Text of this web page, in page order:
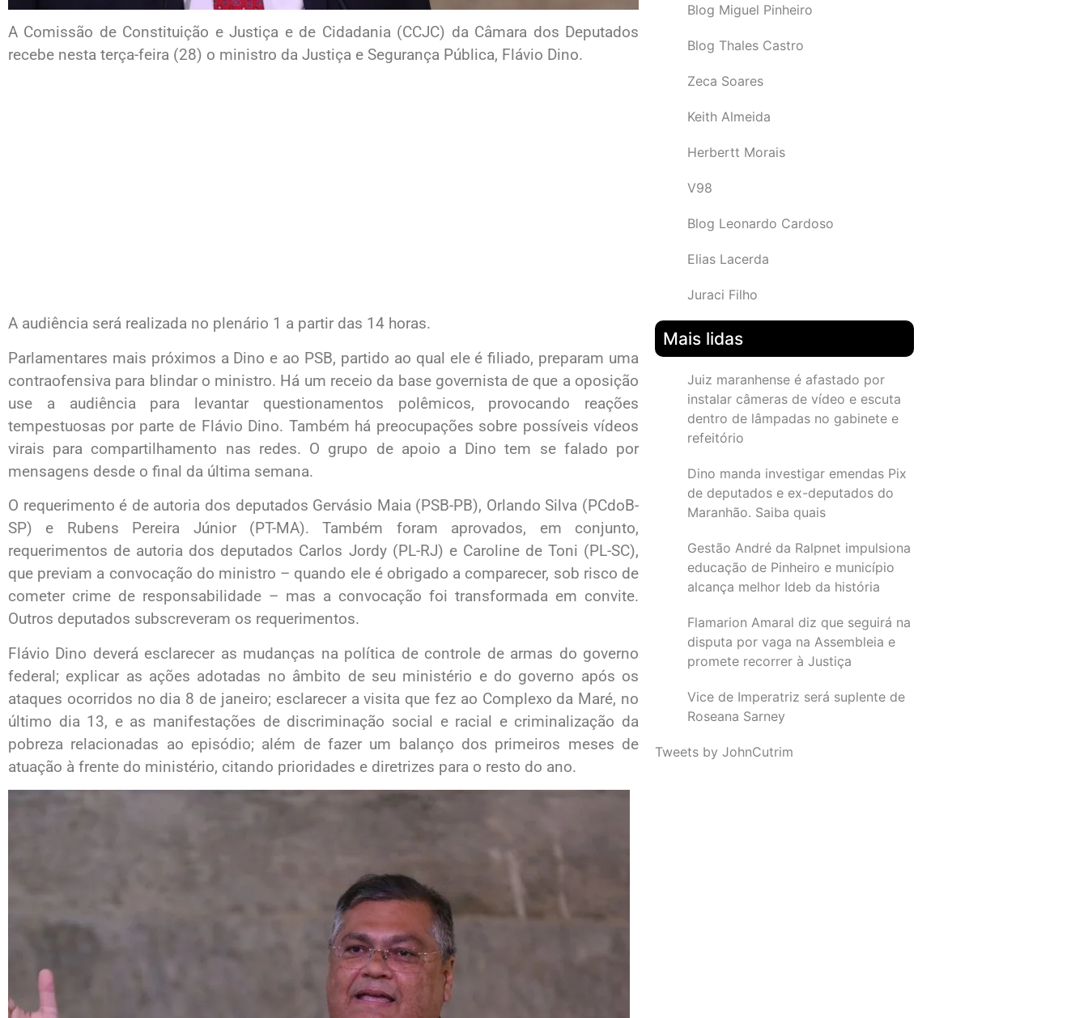
A Comissão de Constituição e Justiça e de Cidadania (CCJC) da Câmara dos Deputados
recebe nesta terça-feira (28) o ministro da Justiça e Segurança Pública, Flávio Dino.
A audiência será realizada no plenário 1 a partir das 14 horas.
Parlamentares mais próximos a Dino e ao PSB, partido ao qual ele é filiado, preparam uma
contraofensiva para blindar o ministro. Há um receio da base governista de que a oposição
use a audiência para levantar questionamentos polêmicos, provocando reações
tempestuosas por parte de Flávio Dino. Também há preocupações sobre possíveis vídeos
virais para compartilhamento nas redes. O grupo de apoio a Dino tem se falado por
mensagens desde o final da última semana.
O requerimento é de autoria dos deputados Gervásio Maia (PSB-PB), Orlando Silva (PCdoB-
SP) e Rubens Pereira Júnior (PT-MA). Também foram aprovados, em conjunto,
requerimentos de autoria dos deputados Carlos Jordy (PL-RJ) e Caroline de Toni (PL-SC),
que previam a convocação do ministro – quando ele é obrigado a comparecer, sob risco de
cometer crime de responsabilidade – mas a convocação foi transformada em convite.
Outros deputados subscreveram os requerimentos.
Flávio Dino deverá esclarecer as mudanças na política de controle de armas do governo
federal; explicar as ações adotadas no âmbito de seu ministério e do governo após os
ataques ocorridos no dia 8 de janeiro; esclarecer a visita que fez ao Complexo da Maré, no
último dia 13, e as manifestações de discriminação social e racial e criminalização da
pobreza relacionadas ao episódio; além de fazer um balanço dos primeiros meses de
atuação à frente do ministério, citando prioridades e diretrizes para o resto do ano.
Blog Miguel Pinheiro
Blog Thales Castro
Zeca Soares
Keith Almeida
Herbertt Morais
V98
Blog Leonardo Cardoso
Elias Lacerda
Juraci Filho
Mais lidas
Juiz maranhense é afastado por
instalar câmeras de vídeo e escuta
dentro de lâmpadas no gabinete e
refeitório
Dino manda investigar emendas Pix
de deputados e ex-deputados do
Maranhão. Saiba quais
Gestão André da Ralpnet impulsiona
educação de Pinheiro e município
alcança melhor Ideb da história
Flamarion Amaral diz que seguirá na
disputa por vaga na Assembleia e
promete recorrer à Justiça
Vice de Imperatriz será suplente de
Roseana Sarney
Tweets by JohnCutrim